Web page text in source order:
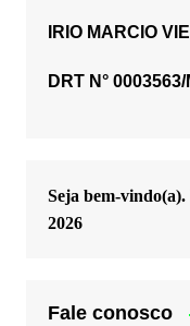
IRIO MARCIO
DRT N° 0003563/
Seja bem-vindo(a).
2026
Fale conosco